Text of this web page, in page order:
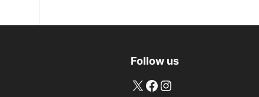
Follow us
X Facebook
Instagram